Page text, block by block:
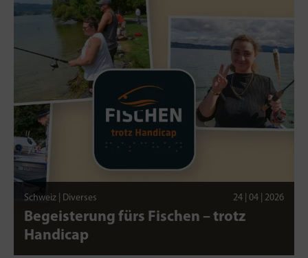
Schweiz | Diverses 24 | 04 | 2026
Begeisterung fürs Fischen – trotz
Handicap